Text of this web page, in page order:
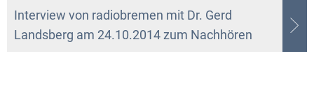
Interview von radiobremen mit Dr. Gerd
Landsberg am 24.10.2014 zum Nachhören